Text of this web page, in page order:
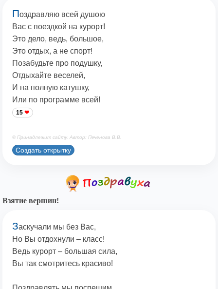
Поздравляю всей душою
Вас с поездкой на курорт!
Это дело, ведь, большое,
Это отдых, а не спорт!
Позабудьте про подушку,
Отдыхайте веселей,
И на полную катушку,
Или по программе всей!
15
© Принадлежит сайту. Автор: Печенова В.В.
Создать открытку
Взятие вершин!
Заскучали мы без Вас,
Но Вы отдохнули – класс!
Ведь курорт – большая сила,
Вы так смотритесь красиво!